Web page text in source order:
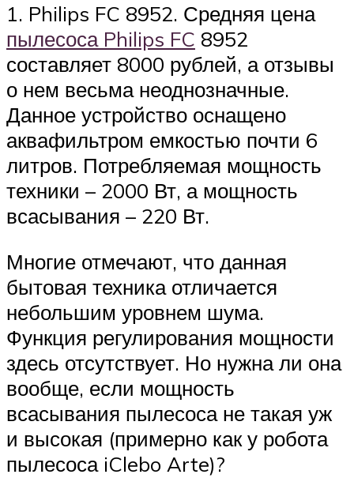
1. Philips FC 8952. Средняя цена
пылесоса Philips FC 8952
составляет 8000 рублей, а отзывы
о нем весьма неоднозначные.
Данное устройство оснащено
аквафильтром емкостью почти 6
литров. Потребляемая мощность
техники – 2000 Вт, а мощность
всасывания – 220 Вт.
Многие отмечают, что данная
бытовая техника отличается
небольшим уровнем шума.
Функция регулирования мощности
здесь отсутствует. Но нужна ли она
вообще, если мощность
всасывания пылесоса не такая уж
и высокая (примерно как у робота
пылесоса iClebo Arte)?